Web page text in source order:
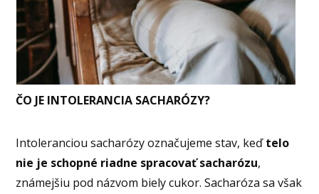
ČO JE INTOLERANCIA SACHARÓZY?
Intoleranciou sacharózy označujeme stav, keďtelo
nie je schopné riadne spracovať sacharózu,
známejšiu pod názvom biely cukor. Sacharóza sa však